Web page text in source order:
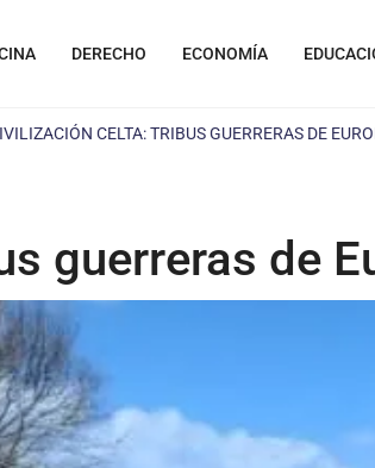
DERECHO ECONOMÍA
CELTA: TRIBUS GUERRERAS DE
guerreras de